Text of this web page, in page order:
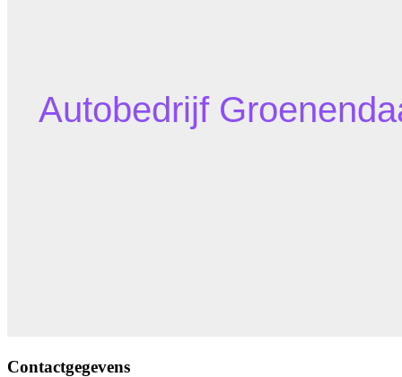
Contactgegevens